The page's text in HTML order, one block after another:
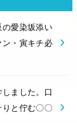
の愛染坂添い
ン・寅キチ必
しました。口
と佇む〇〇